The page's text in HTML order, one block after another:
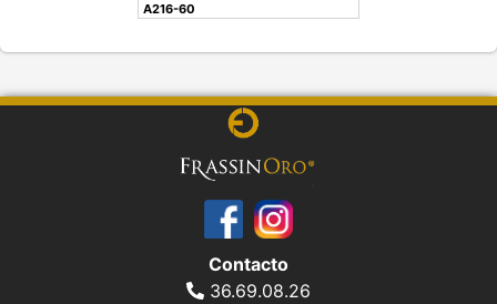
A216-60
Contacto
36.69.08.26